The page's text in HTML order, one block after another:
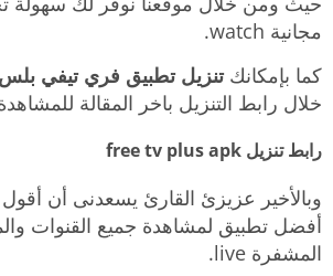
مجانية watch.
كما بإمكانكتنزيل تطبيق فري تيفي بلس
خلال رابط التنزيل باخر المقالة
رابط تنزيل free tv plus apk
أفضل تطبيق لمشاهدة جميع القنوات
المشفرة live.